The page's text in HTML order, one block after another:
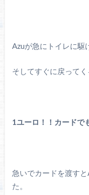
Azuが急にトイレに駆
そしてすぐに戻ってく
1ユーロ！！カードで
急いでカードを渡す
た。